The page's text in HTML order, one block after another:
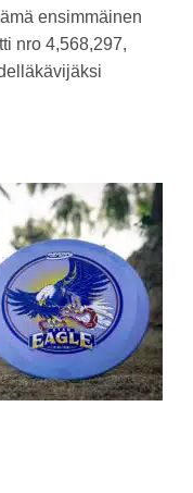
ensimmäinen
nro 4,568,297,